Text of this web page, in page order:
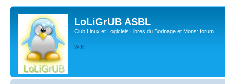
LoLiGrUB ASBL
Club Linux et Logiciels Libres du Borinage et Mons: forum
WIKI